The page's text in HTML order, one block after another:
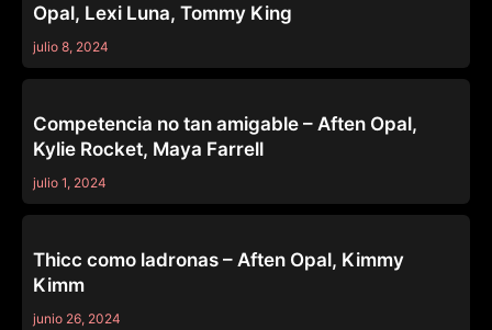
Opal, Lexi Luna, Tommy King
julio 8, 2024
Competencia no tan amigable – Aften Opal,
Kylie Rocket, Maya Farrell
julio 1, 2024
Thicc como ladronas – Aften Opal, Kimmy
Kimm
junio 26, 2024